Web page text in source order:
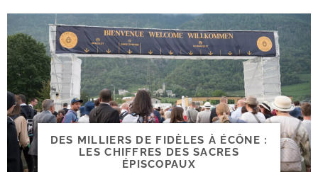
DES MIL­LIERS DE FIDÈLES À ÉCÔNE :
LES CHIFFRES DES SACRES
ÉPISCOPAUX